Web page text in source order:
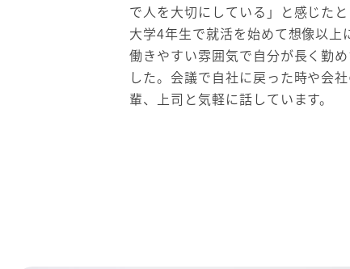
で人を大切にしている」と感じたと
大学4年生で就活を始めて想像以
働きやすい雰囲気で自分が長く勤
した。会議で自社に戻った時や会
輩、上司と気軽に話しています。